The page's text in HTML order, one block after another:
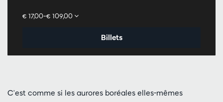
€ 17,00–€ 109,00
Billets
C'est comme si les aurores boréales elles-mêmes